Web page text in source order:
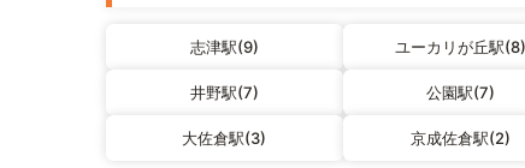
志津駅(9) ユーカリが丘駅(8)
井野駅(7) 公園駅(7)
大佐倉駅(3) 京成佐倉駅(2)